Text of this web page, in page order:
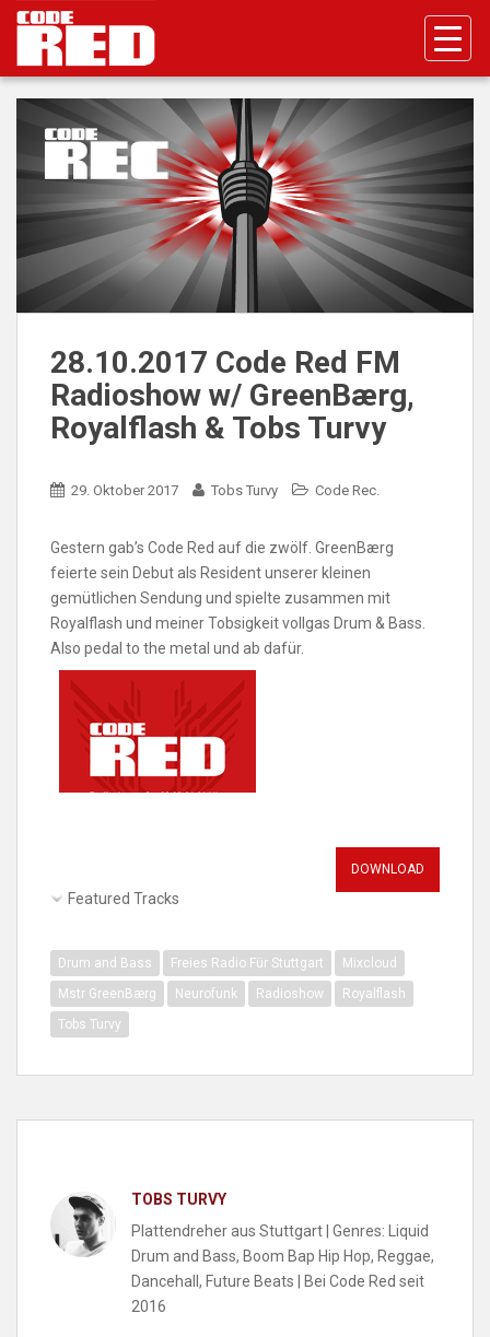
p
28.10.2017 Code Red FM
Radioshow w/ GreenBærg,
Royalflash & Tobs Turvy
29. Oktober 2017 Tobs Turvy Code Rec.
Gestern gab’s Code Red auf die zwölf. GreenBærg
feierte sein Debut als Resident unserer kleinen
gemütlichen Sendung und spielte zusammen mit
Royalflash und meiner Tobsigkeit vollgas Drum & Bass.
Also pedal to the metal und ab dafür.
DOWNLOAD
Featured Tracks
Drum and Bass Freies Radio Für Stuttgart
Mixcloud
Mstr GreenBærg
Neurofunk Radioshow
Royalflash
Tobs Turvy
TOBS TURVY
Plattendreher aus Stuttgart | Genres: Liquid
Drum and Bass, Boom Bap Hip Hop, Reggae,
Dancehall, Future Beats | Bei Code Red seit
2016